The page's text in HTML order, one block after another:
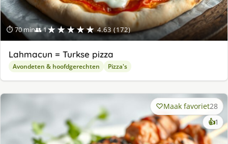
⏱ 70 min👥 1★★★★★ 4.63 (172)
Lahmacun = Turkse pizza
Avondeten & hoofdgerechten Pizza's
Maak favoriet28
👍1